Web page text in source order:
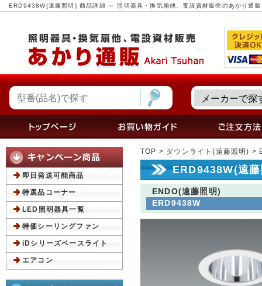
ERD9438W(遠藤照明) 商品詳細 ～ 照明器具・換気扇他、電設資材販売のあかり通販
TOP > ダウンライト(遠藤照明) >
ERD9438W(遠
ENDO(遠藤照明)
ERD9438W
即日発送可能商品
特選品コーナー
LED照明器具一覧
特価シーリングファン
iDシリーズベースライト
エアコン